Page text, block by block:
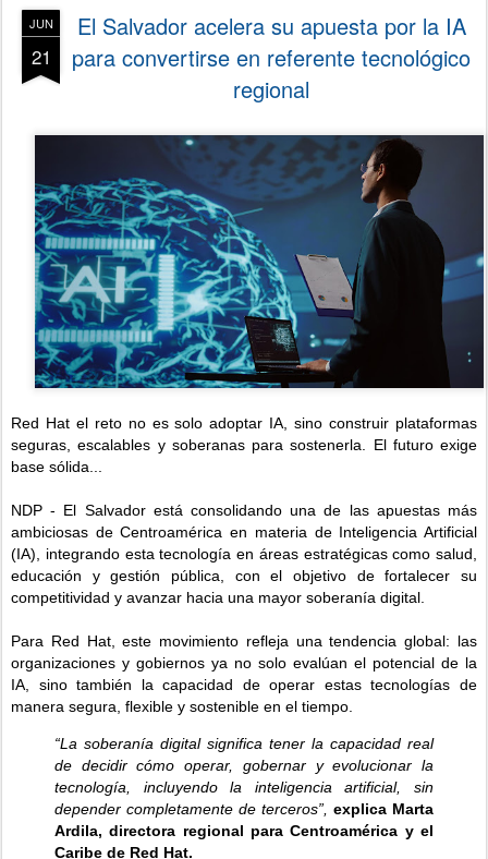
JUN
21
El Salvador acelera su apuesta por la IA
para convertirse en referente tecnológico
regional
Red Hat el reto no es solo adoptar IA, sino construir plataformas
seguras, escalables y soberanas para sostenerla. El futuro exige
base sólida...
NDP - El Salvador está consolidando una de las apuestas más
ambiciosas de Centroamérica en materia de Inteligencia Artificial
(IA), integrando esta tecnología en áreas estratégicas como salud,
educación y gestión pública, con el objetivo de fortalecer su
competitividad y avanzar hacia una mayor soberanía digital.
Para Red Hat, este movimiento refleja una tendencia global: las
organizaciones y gobiernos ya no solo evalúan el potencial de la
IA, sino también la capacidad de operar estas tecnologías de
manera segura, flexible y sostenible en el tiempo.
“La soberanía digital significa tener la capacidad real
de decidir cómo operar, gobernar y evolucionar la
tecnología, incluyendo la inteligencia artificial, sin
depender completamente de terceros”, explica Marta
Ardila, directora regional para Centroamérica y el
Caribe de Red Hat.